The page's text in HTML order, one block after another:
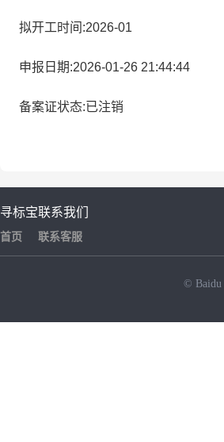
拟开工时间:2026-01
申报日期:2026-01-26 21:44:44
备案证状态:已注销
寻标宝
首页
联系我们
联系客服
© Baidu